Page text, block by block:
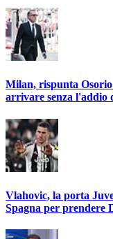
Milan, rispunta
arrivare senza l'addio
Vlahovic, la porta
Spagna per prendere